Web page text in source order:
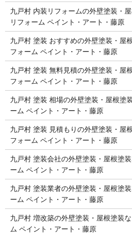
九戸村 内装リフォームの外壁塗装・
リフォーム ペイント・アート・藤原
九戸村 塗装 おすすめの外壁塗装・屋
フォーム ペイント・アート・藤原
九戸村 塗装 無料見積の外壁塗装・屋
フォーム ペイント・アート・藤原
九戸村 塗装 相場の外壁塗装・屋根塗
ーム ペイント・アート・藤原
九戸村 塗装 見積もりの外壁塗装・屋
フォーム ペイント・アート・藤原
九戸村 塗装会社の外壁塗装・屋根塗
ーム ペイント・アート・藤原
九戸村 塗装業者の外壁塗装・屋根塗
ーム ペイント・アート・藤原
九戸村 増改築の外壁塗装・屋根塗装
ム ペイント・アート・藤原